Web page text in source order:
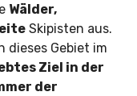
Wälder,
Skipisten aus.
dieses Gebiet im
Ziel in der
der